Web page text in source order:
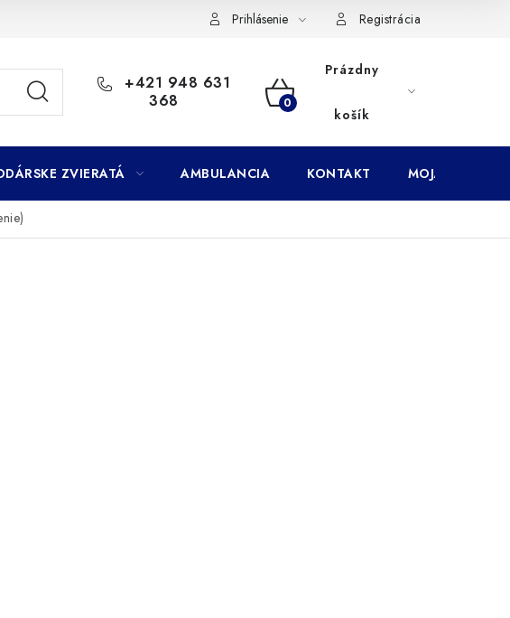
Subory Cookies Vernostný program AbovZoo
Prihlásenie Registrácia
+421 948 631
368
NÁKUPNÝ
Prázdny
košík
ZVIERATÁ AMBULANCIA KONTAKT MOJA